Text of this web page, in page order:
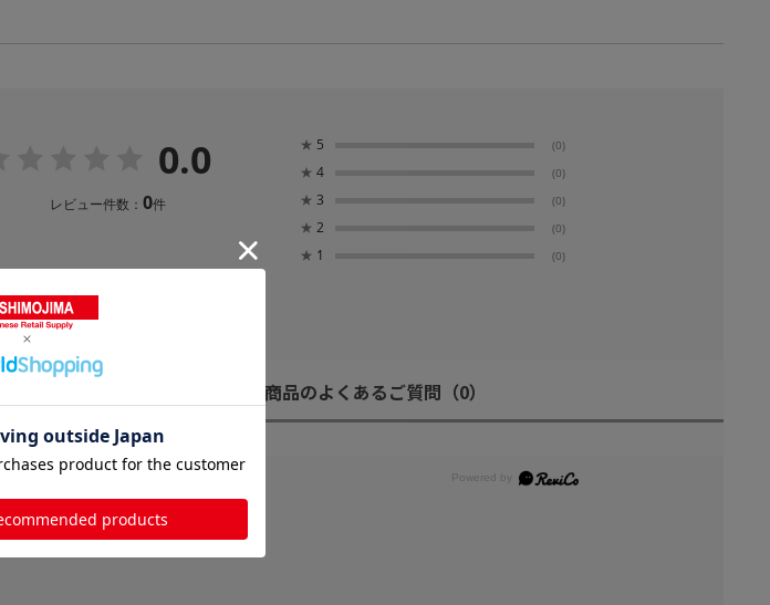
0.0
レビュー件数： 0件
★ 5 (0)
★ 4 (0)
★ 3 (0)
★ 2 (0)
★ 1 (0)
商品のよくあるご質問 （0）
ありません。